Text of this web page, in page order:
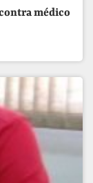
médico